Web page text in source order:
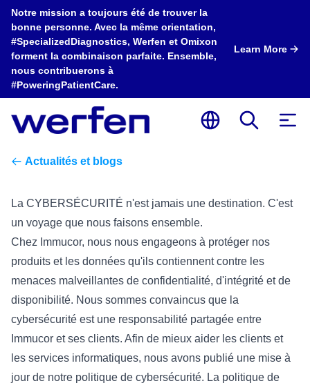
Notre mission a toujours été de trouver la
bonne personne. Avec la même orientation,
#SpecializedDiagnostics, Werfen et Omixon
forment la combinaison parfaite. Ensemble,
nous contribuerons à
#PoweringPatientCare.
Learn More
Actualités et blogs
La CYBERSÉCURITÉ n'est jamais une destination. C'est
un voyage que nous faisons ensemble.
Chez Immucor, nous nous engageons à protéger nos
produits et les données qu'ils contiennent contre les
menaces malveillantes de confidentialité, d'intégrité et de
disponibilité. Nous sommes convaincus que la
cybersécurité est une responsabilité partagée entre
Immucor et ses clients. Afin de mieux aider les clients et
les services informatiques, nous avons publié une mise à
jour de notre politique de cybersécurité. La politique de